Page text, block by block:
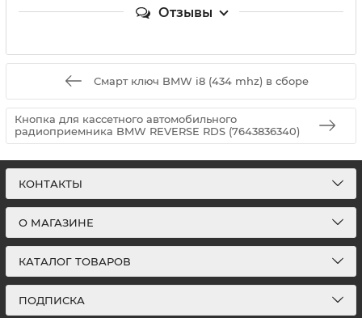
Отзывы
Смарт ключ BMW i8 (434 mhz) в сборе
Кнопка для кассетного автомобильного
радиоприемника BMW REVERSE RDS (7643836340)
КОНТАКТЫ
О МАГАЗИНЕ
КАТАЛОГ ТОВАРОВ
ПОДПИСКА